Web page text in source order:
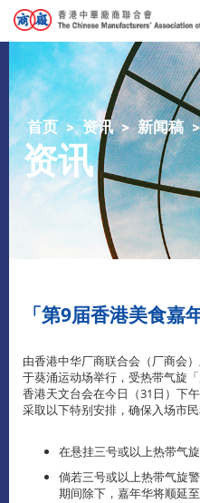
首页 资讯 新闻稿
资讯
「第9届香港美食嘉
由香港中华厂商联合会（厂商会
于葵涌运动场举行，受热带气旋
香港天文台会在今日（31日）下
采取以下特别安排，确保入场市
在悬挂三号或以上热带气
倘若三号或以上热带气旋
期间除下，嘉年华将顺延